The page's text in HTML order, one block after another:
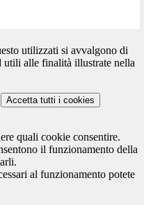
utilizzati si avvalgono di
utili alle finalità illustrate nella
Accetta tutti i cookies
quali cookie consentire.
il funzionamento della
al funzionamento potete